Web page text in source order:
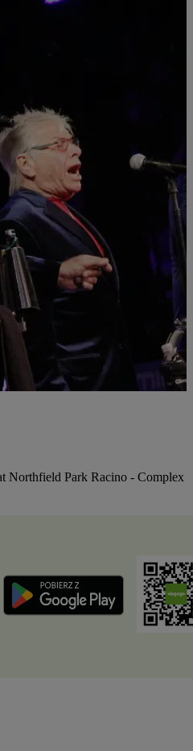
Northfield Park Racino - Complex